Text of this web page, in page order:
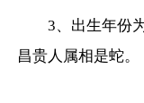
3、出生年份
昌贵人属相是蛇。